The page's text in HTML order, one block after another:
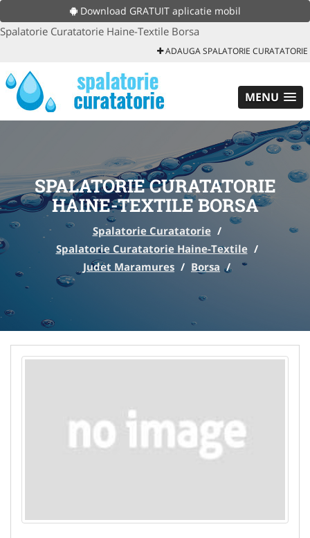
Download GRATUIT aplicatie mobil
Spalatorie Curatatorie Haine-Textile Borsa
ADAUGA SPALATORIE CURATATORIE
MENU
SPALATORIE CURATATORIE
HAINE-TEXTILE BORSA
Spalatorie Curatatorie /
Spalatorie Curatatorie Haine-Textile /
Judet Maramures / Borsa /